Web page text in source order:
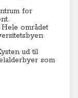
for
Hele området
ud til
som